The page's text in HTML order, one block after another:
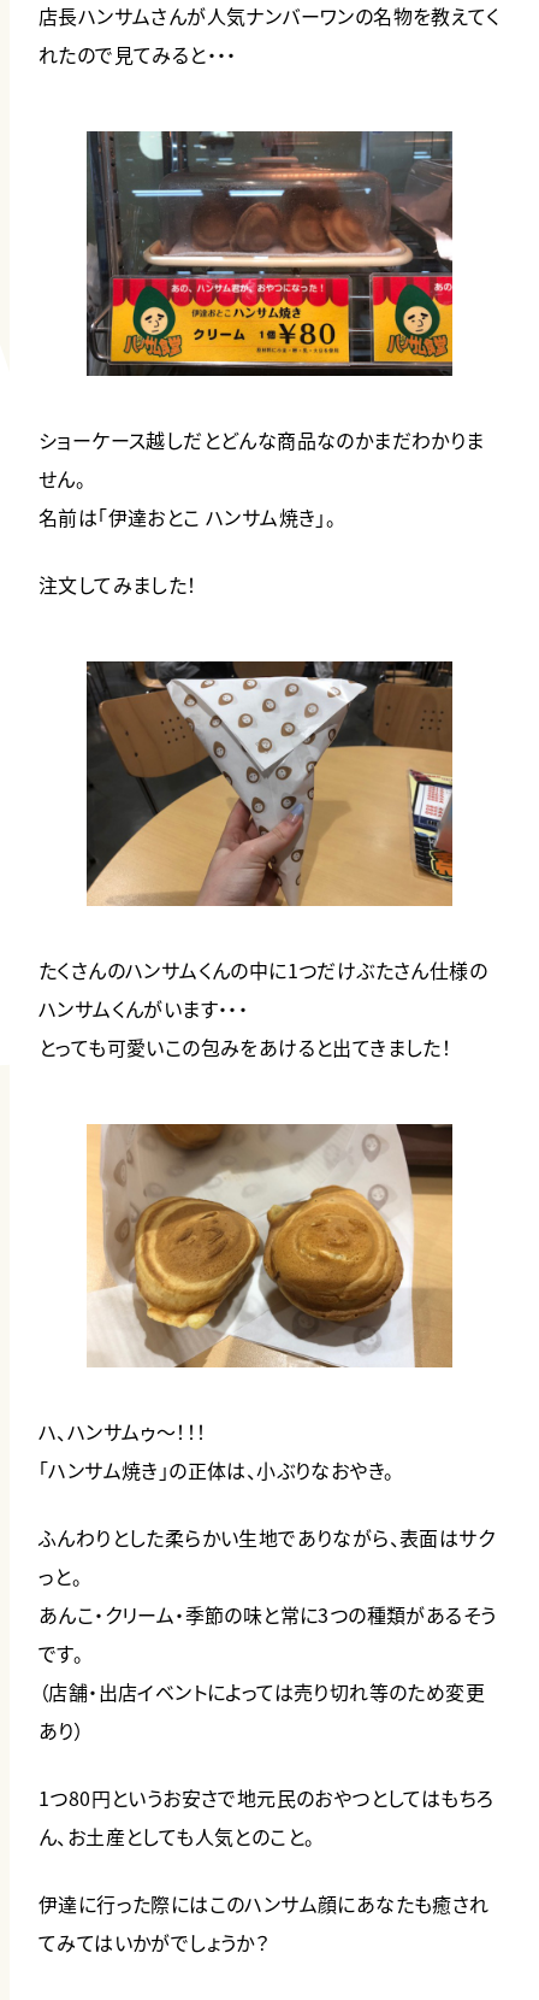
店長ハンサムさんが人気ナンバーワンの名物を教えてく
れたので見てみると・・・
ショーケース越しだとどんな商品なのかまだわかりま
せん。
名前は「伊達おとこ ハンサム焼き」。
注文してみました！
たくさんのハンサムくんの中に1つだけぶたさん仕様の
ハンサムくんがいます・・・
とっても可愛いこの包みをあけると出てきました！
ハ、ハンサムゥ～！！！
「ハンサム焼き」の正体は、小ぶりなおやき。
ふんわりとした柔らかい生地でありながら、表面はサク
っと。
あんこ・クリーム・季節の味と常に3つの種類があるそう
です。
（店舗・出店イベントによっては売り切れ等のため変更
あり）
1つ80円というお安さで地元民のおやつとしてはもちろ
ん、お土産としても人気とのこと。
伊達に行った際にはこのハンサム顔にあなたも癒され
てみてはいかがでしょうか？